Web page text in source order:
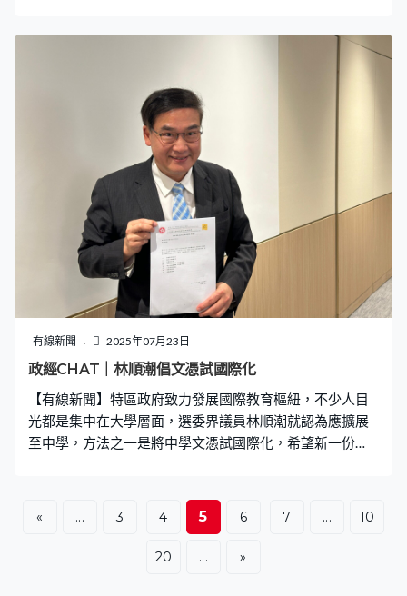
消。 委員之一的新民黨主席葉劉淑儀在Facebook上載委員
會，說會議無法進行是因為立法會秘書處的技術故障。會
議將順延一天至明日下午同一時間舉行。
有線新聞 2025年07月23日
政經CHAT｜林順潮倡文憑試國際化
【有線新聞】特區政府致力發展國際教育樞紐，不少人目
光都是集中在大學層面，選委界議員林順潮就認為應擴展
至中學，方法之一是將中學文憑試國際化，希望新一份
有名大學；又建議當局放寬資助中學招生限制，容許「一
校兩制」招收非本地生，讓這些學生應試後可升讀內地大
學、本港大學甚至海外大學，長遠更應將文憑試國際化，
« ... 3 4 5 6 7 ... 10
20 ... »